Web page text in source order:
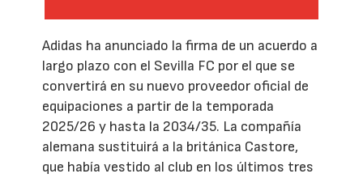
Adidas ha anunciado la firma de un acuerdo a
largo plazo con el Sevilla FC por el que se
convertirá en su nuevo proveedor oficial de
equipaciones a partir de la temporada
2025/26 y hasta la 2034/35. La compañía
alemana sustituirá a la británica Castore,
que había vestido al club en los últimos tres